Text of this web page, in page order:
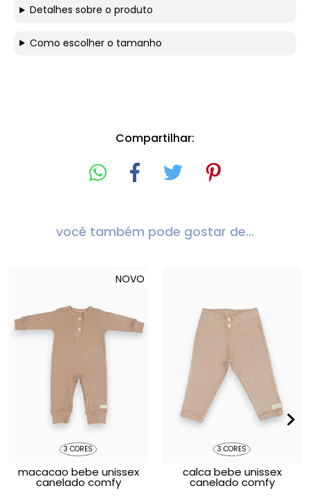
Detalhes sobre o produto
Como escolher o tamanho
Compartilhar:
você também pode gostar de...
NOVO
3 CORES
macacao bebe unissex
canelado comfy
3 CORES
calca bebe unissex
canelado comfy